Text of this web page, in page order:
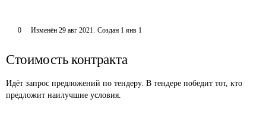
0 Изменён 29 авг 2021. Создан 1 янв 1
Стоимость контракта
Идёт запрос предложений по тендеру. В тендере победит тот, кто
предложит наилучшие условия.